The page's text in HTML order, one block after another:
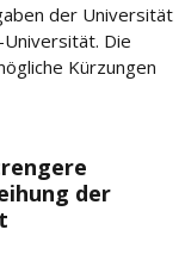
der Universität
Die
Kürzungen
der